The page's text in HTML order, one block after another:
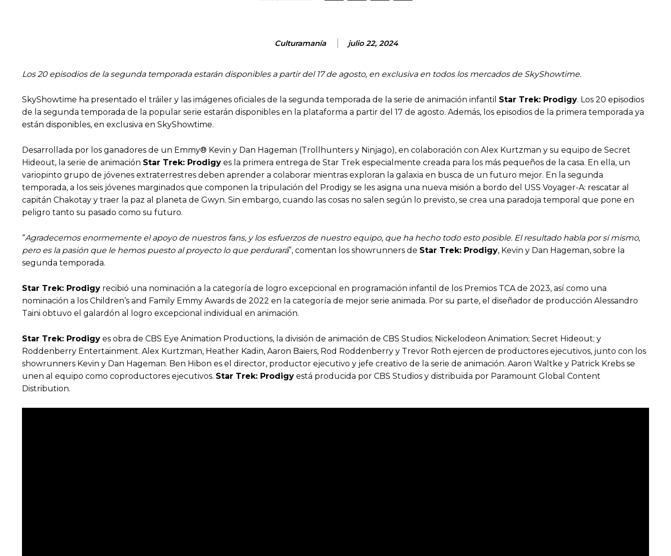
Culturamanía julio 22, 2024
Los 20 episodios de la segunda temporada estarán disponibles a partir del 17 de agosto, en exclusiva en todos los mercados de SkyShowtime.
SkyShowtime ha presentado el tráiler y las imágenes oficiales de la segunda temporada de la serie de animación infantil Star Trek: Prodigy. Los 20 episodios
de la segunda temporada de la popular serie estarán disponibles en la plataforma a partir del 17 de agosto. Además, los episodios de la primera temporada ya
están disponibles, en exclusiva en SkyShowtime.
Desarrollada por los ganadores de un Emmy® Kevin y Dan Hageman (Trollhunters y Ninjago), en colaboración con Alex Kurtzman y su equipo de Secret
Hideout, la serie de animación Star Trek: Prodigy es la primera entrega de Star Trek especialmente creada para los más pequeños de la casa. En ella, un
variopinto grupo de jóvenes extraterrestres deben aprender a colaborar mientras exploran la galaxia en busca de un futuro mejor. En la segunda
temporada, a los seis jóvenes marginados que componen la tripulación del Prodigy se les asigna una nueva misión a bordo del USS Voyager-A: rescatar al
capitán Chakotay y traer la paz al planeta de Gwyn. Sin embargo, cuando las cosas no salen según lo previsto, se crea una paradoja temporal que pone en
peligro tanto su pasado como su futuro.
“Agradecemos enormemente el apoyo de nuestros fans, y los esfuerzos de nuestro equipo, que ha hecho todo esto posible. El resultado habla por sí mismo,
pero es la pasión que le hemos puesto al proyecto lo que perdurará”, comentan los showrunners de Star Trek: Prodigy, Kevin y Dan Hageman, sobre la
segunda temporada.
Star Trek: Prodigy recibió una nominación a la categoría de logro excepcional en programación infantil de los Premios TCA de 2023, así como una
nominación a los Children’s and Family Emmy Awards de 2022 en la categoría de mejor serie animada. Por su parte, el diseñador de producción Alessandro
Taini obtuvo el galardón al logro excepcional individual en animación.
Star Trek: Prodigy es obra de CBS Eye Animation Productions, la división de animación de CBS Studios; Nickelodeon Animation; Secret Hideout; y
Roddenberry Entertainment. Alex Kurtzman, Heather Kadin, Aaron Baiers, Rod Roddenberry y Trevor Roth ejercen de productores ejecutivos, junto con los
showrunners Kevin y Dan Hageman. Ben Hibon es el director, productor ejecutivo y jefe creativo de la serie de animación. Aaron Waltke y Patrick Krebs se
unen al equipo como coproductores ejecutivos. Star Trek: Prodigy está producida por CBS Studios y distribuida por Paramount Global Content
Distribution.